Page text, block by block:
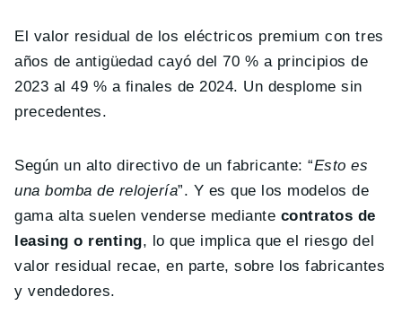
El valor residual de los eléctricos premium con tres
años de antigüedad cayó del 70 % a principios de
2023 al 49 % a finales de 2024. Un desplome sin
precedentes.
Según un alto directivo de un fabricante: “Esto es
una bomba de relojería”. Y es que los modelos de
gama alta suelen venderse mediante contratos de
leasing o renting, lo que implica que el riesgo del
valor residual recae, en parte, sobre los fabricantes
y vendedores.